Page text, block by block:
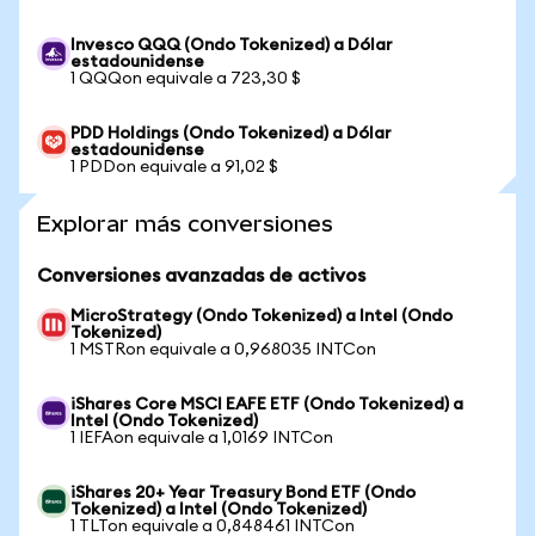
Invesco QQQ (Ondo Tokenized) a Dólar
estadounidense
1 QQQon equivale a 723,30 $
PDD Holdings (Ondo Tokenized) a Dólar
estadounidense
1 PDDon equivale a 91,02 $
Explorar más conversiones
Conversiones avanzadas de activos
MicroStrategy (Ondo Tokenized) a Intel (Ondo
Tokenized)
1 MSTRon equivale a 0,968035 INTCon
iShares Core MSCI EAFE ETF (Ondo Tokenized) a
Intel (Ondo Tokenized)
1 IEFAon equivale a 1,0169 INTCon
iShares 20+ Year Treasury Bond ETF (Ondo
Tokenized) a Intel (Ondo Tokenized)
1 TLTon equivale a 0,848461 INTCon